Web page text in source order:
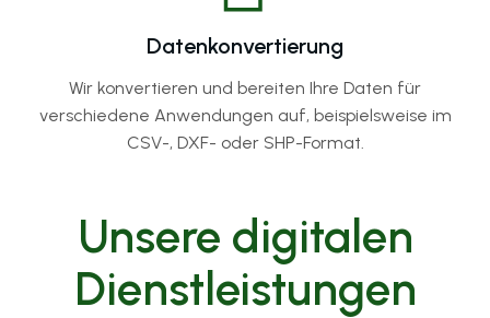
Datenkonvertierung
Wir konvertieren und bereiten Ihre Daten für
verschiedene Anwendungen auf, beispielsweise im
CSV-, DXF- oder SHP-Format.
Unsere digitalen
Dienstleistungen